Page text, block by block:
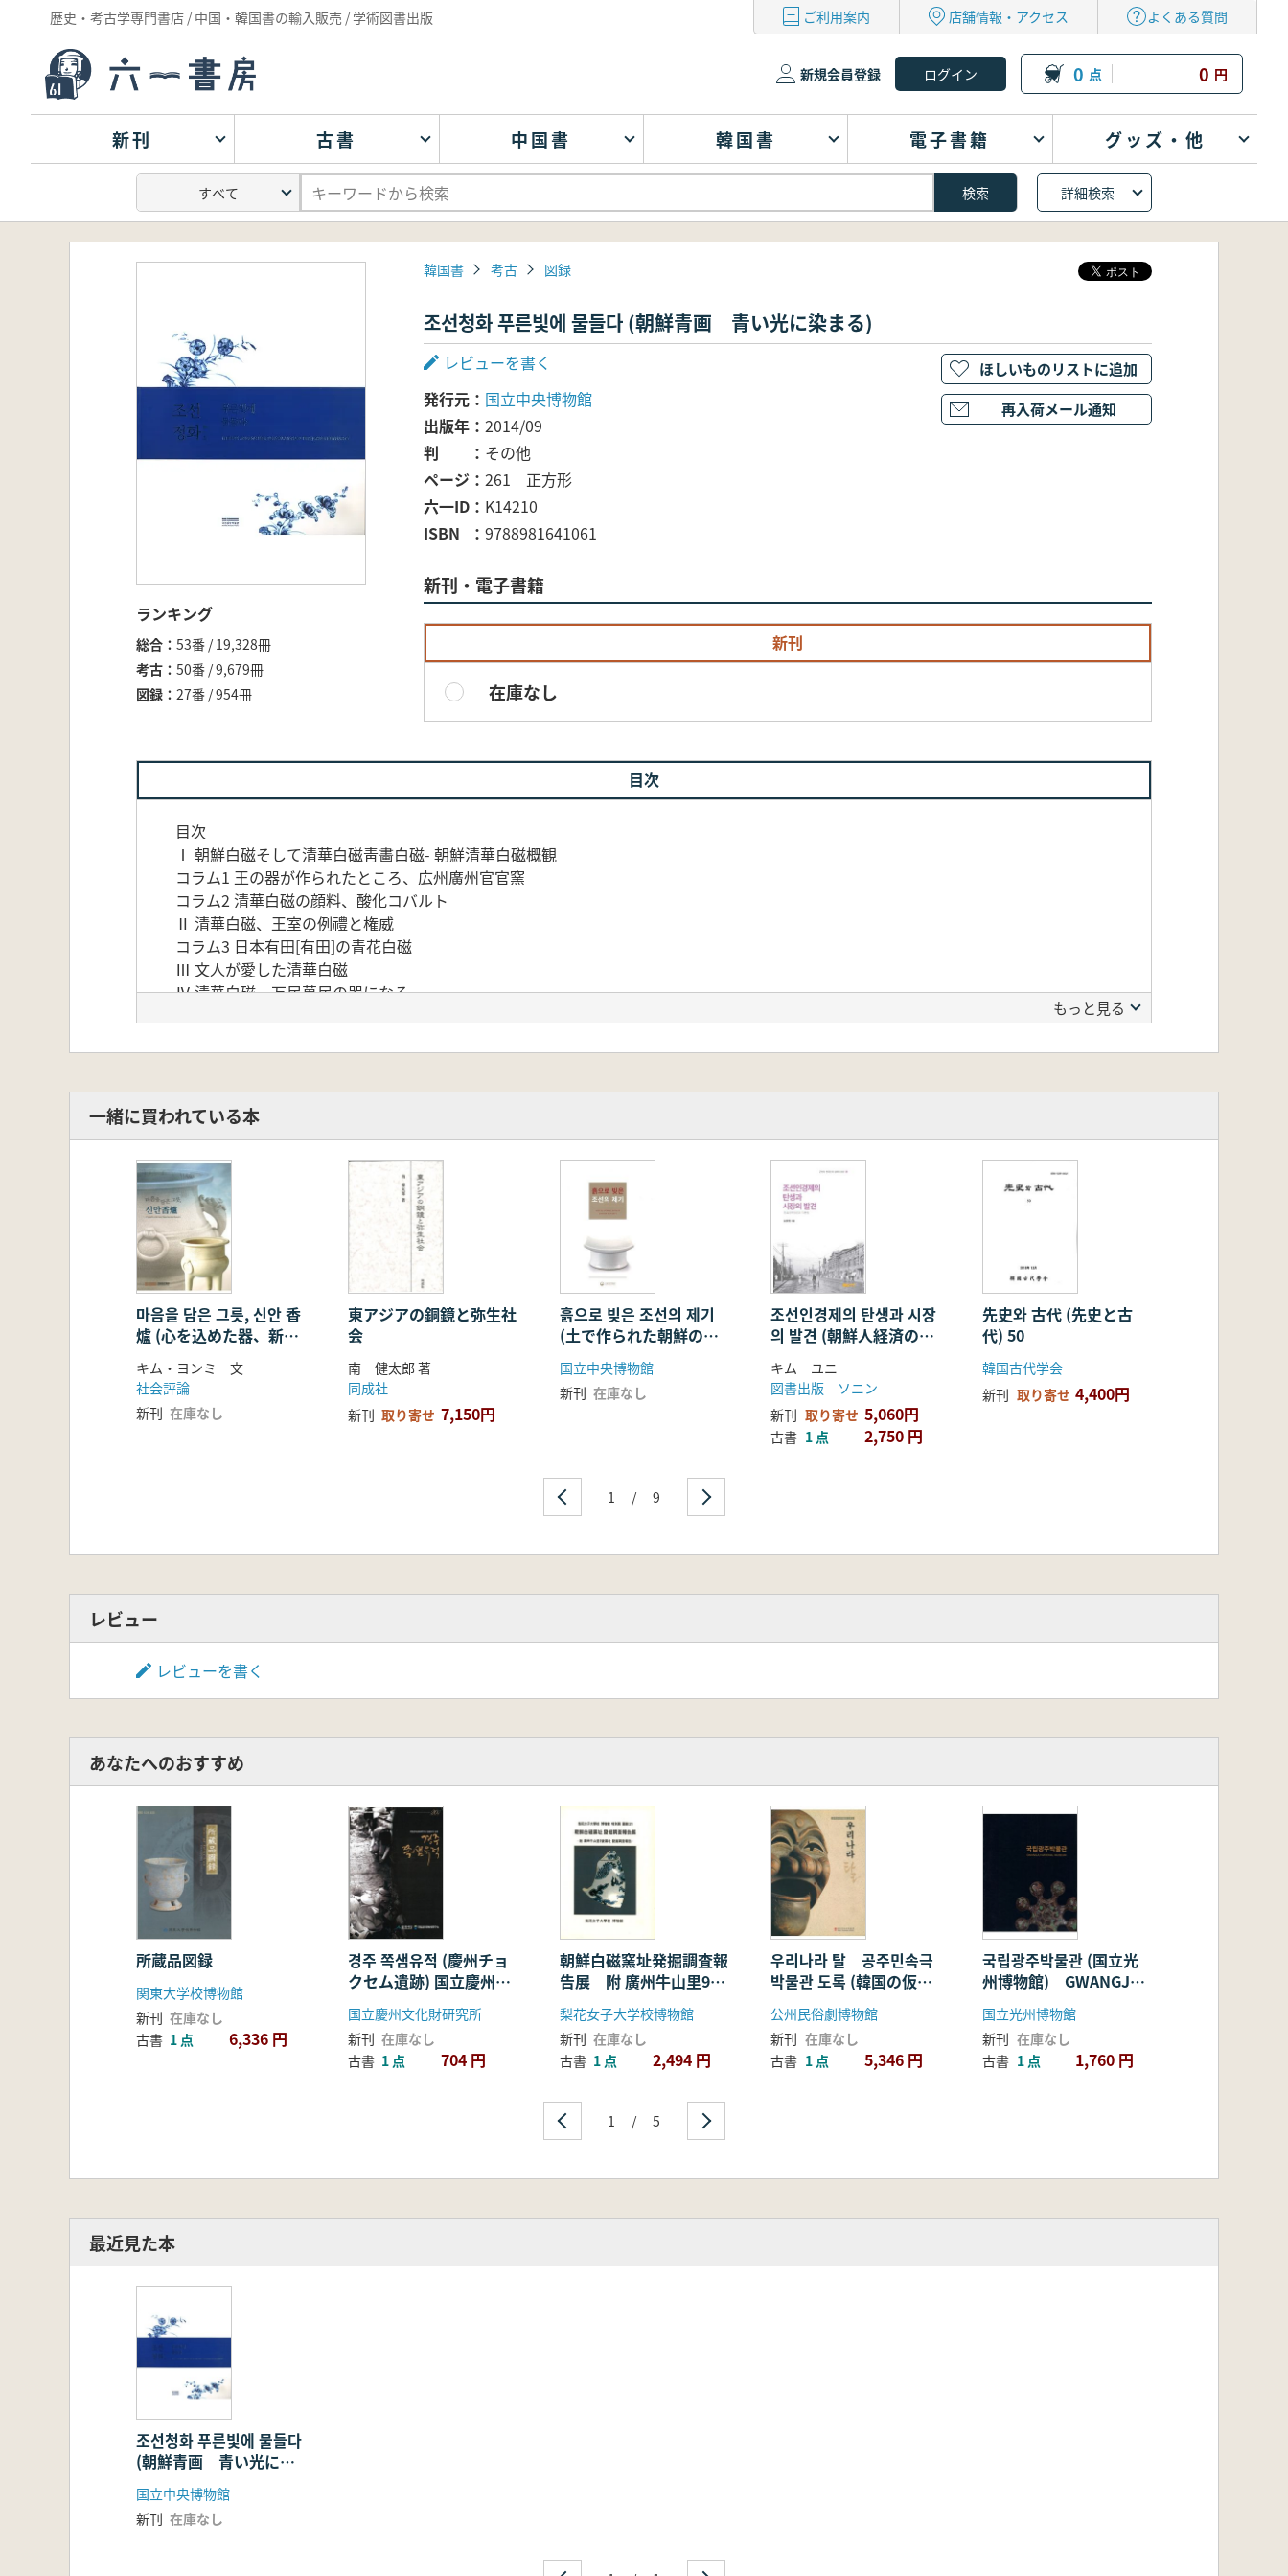
歴史・考古学専門書店 / 中国・韓国書の輸入販売 / 学術図書出版 ご利用案内 店舗情報・アクセス よくある質問
新規会員登録 0 点 0 円
新刊 古書 中国書 韓国書 電子書籍 グッズ・他
詳細検索
ランキング
総合
53番 / 19,328冊
考古
50番 / 9,679冊
図録
27番 / 954冊
韓国書 考古 図録
조선청화 푸른빛에 물들다 (朝鮮青画 青い光に染まる)
レビューを書く
発行元
国立中央博物館
出版年
2014/09
判
その他
ページ
261 正方形
六一ID
K14210
ISBN
9788981641061
新刊・電子書籍
新刊
在庫なし
ほしいものリストに追加
再入荷メール通知
目次
目次
Ⅰ 朝鮮白磁そして清華白磁靑畵白磁- 朝鮮清華白磁概観
コラム1 王の器が作られたところ、広州廣州官官窯
コラム2 清華白磁の顔料、酸化コバルト
Ⅱ 清華白磁、王室の例禮と権威
コラム3 日本有田[有田]の青花白磁
Ⅲ 文人が愛した清華白磁
Ⅳ 清華白磁、万民萬民の器になる
もっと見る
一緒に買われている本
마음을 담은 그릇, 신안 香
爐 (心を込めた器、新安
キム・ヨンミ 文
社会評論
新刊 在庫なし
東アジアの銅鏡と弥生社
会
南 健太郎 著
同成社
新刊 取り寄せ 7,150円
흙으로 빚은 조선의 제기
(土で作られた朝鮮の祭
器)
国立中央博物館
新刊 在庫なし
조선인경제의 탄생과 시장
의 발견 (朝鮮人経済の誕
経済談論の地層
キム ユニ
図書出版 ソニン
新刊 取り寄せ 5,060円
古書 1 点 2,750 円
先史와 古代 (先史と古
代) 50
韓国古代学会
新刊 取り寄せ 4,400円
1 / 9
レビュー
レビューを書く
あなたへのおすすめ
所蔵品図録
関東大学校博物館
新刊 在庫なし
古書 1 点 6,336 円
경주 쪽샘유적 (慶州チョ
クセム遺跡) 国立慶州文
化財研究所発掘調査成果
国立慶州文化財研究所
新刊 在庫なし
古書 1 点 704 円
朝鮮白磁窯址発掘調査報
告展 附 廣州牛山里9号
窯址発掘調査報告
梨花女子大学校博物館
新刊 在庫なし
古書 1 点 2,494 円
우리나라 탈 공주민속극
박물관 도록 (韓国の仮
面 公州民俗劇博物館図
録)
公州民俗劇博物館
新刊 在庫なし
古書 1 点 5,346 円
국립광주박물관 (国立光
州博物館) GWANGJU
NATIONAL MUSEUM
国立光州博物館
新刊 在庫なし
古書 1 点 1,760 円
1 / 5
最近見た本
조선청화 푸른빛에 물들다
(朝鮮青画 青い光に染
まる)
国立中央博物館
新刊 在庫なし